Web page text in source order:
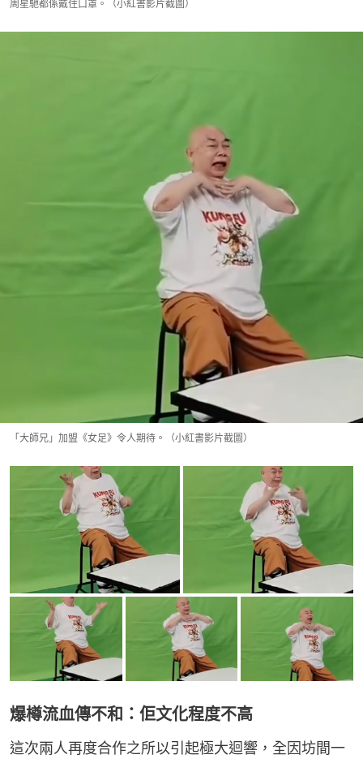
周星馳都係戴住口罩。（小紅書影片截圖）
「大師兄」加盟《女足》令人期待。（小紅書影片截圖）
爆樽流血傳不和：佢文化程度不高
這次兩人再度合作之所以引起極大迴響，全因坊間一